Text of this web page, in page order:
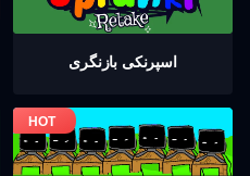
اسپرنکی بازنگری